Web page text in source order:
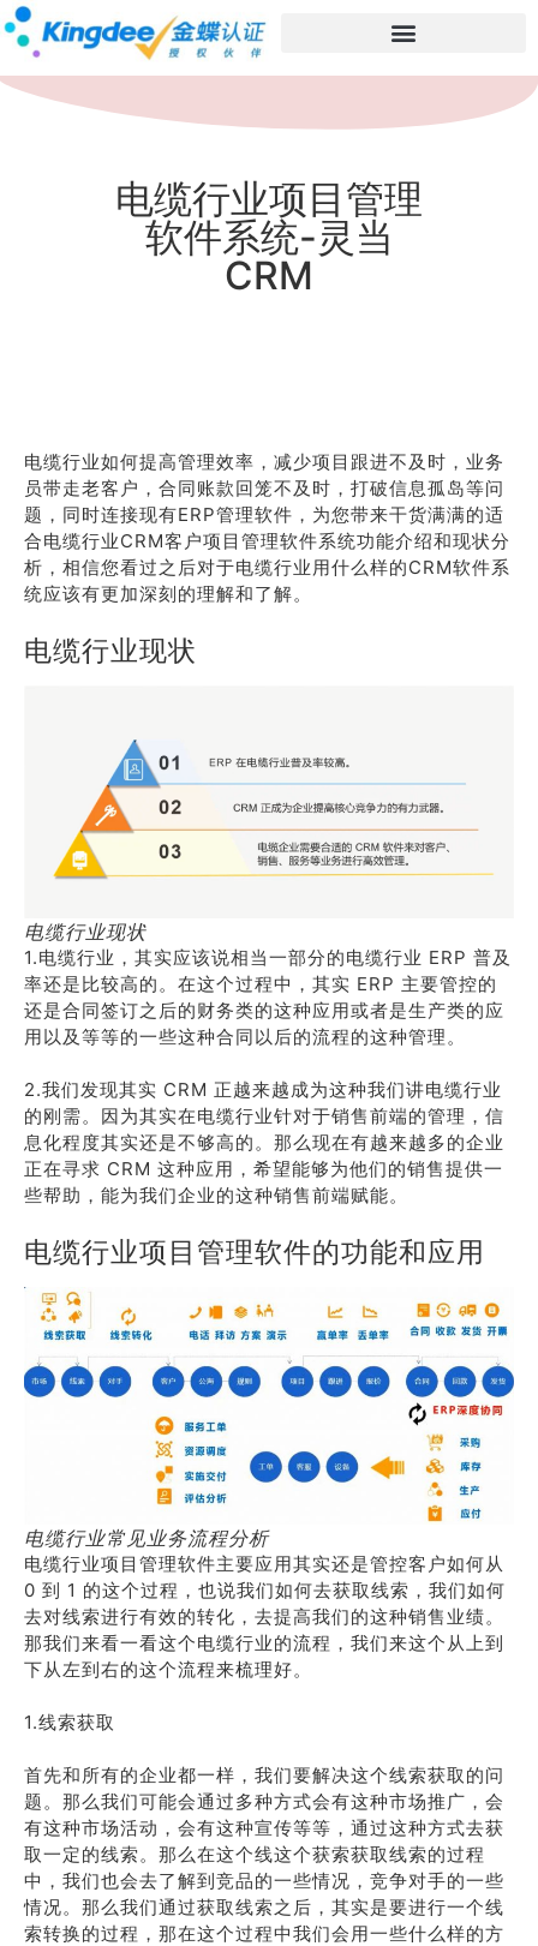
电缆行业项目管理
软件系统-灵当
CRM
电缆行业如何提高管理效率，减少项目跟进不及时，业务
员带走老客户，合同账款回笼不及时，打破信息孤岛等问
题，同时连接现有ERP管理软件，为您带来干货满满的适
合电缆行业CRM客户项目管理软件系统功能介绍和现状分
析，相信您看过之后对于电缆行业用什么样的CRM软件系
统应该有更加深刻的理解和了解。
电缆行业现状
电缆行业现状
1.电缆行业，其实应该说相当一部分的电缆行业 ERP 普及
率还是比较高的。在这个过程中，其实 ERP 主要管控的
还是合同签订之后的财务类的这种应用或者是生产类的应
用以及等等的一些这种合同以后的流程的这种管理。
2.我们发现其实 CRM 正越来越成为这种我们讲电缆行业
的刚需。因为其实在电缆行业针对于销售前端的管理，信
息化程度其实还是不够高的。那么现在有越来越多的企业
正在寻求 CRM 这种应用，希望能够为他们的销售提供一
些帮助，能为我们企业的这种销售前端赋能。
电缆行业项目管理软件的功能和应用
电缆行业常见业务流程分析
电缆行业项目管理软件主要应用其实还是管控客户如何从
0 到 1 的这个过程，也说我们如何去获取线索，我们如何
去对线索进行有效的转化，去提高我们的这种销售业绩。
那我们来看一看这个电缆行业的流程，我们来这个从上到
下从左到右的这个流程来梳理好。
1.线索获取
首先和所有的企业都一样，我们要解决这个线索获取的问
题。那么我们可能会通过多种方式会有这种市场推广，会
有这种市场活动，会有这种宣传等等，通过这种方式去获
取一定的线索。那么在这个线这个获索获取线索的过程
中，我们也会去了解到竞品的一些情况，竞争对手的一些
情况。那么我们通过获取线索之后，其实是要进行一个线
索转换的过程，那在这个过程中我们会用一些什么样的方